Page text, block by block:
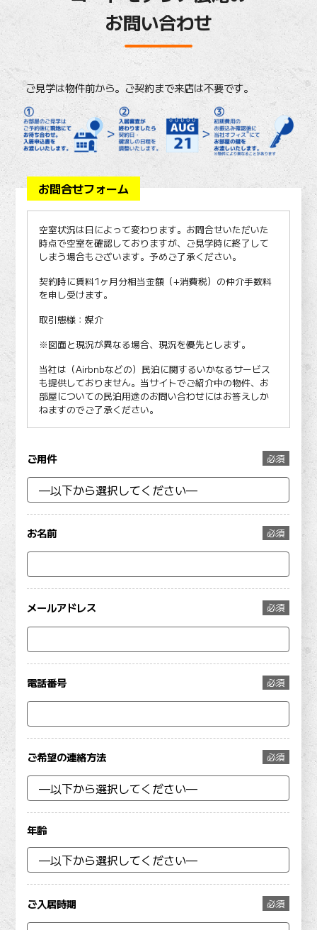
お問い合わせ
ご見学は物件前から。ご契約まで来店は不要です。
お問合せフォーム
ご用件 必須
お名前 必須
メールアドレス 必須
電話番号 必須
ご希望の連絡方法 必須
年齢
ご入居時期 必須
空室状況は日によって変わります。お問合せいただいた
時点で空室を確認しておりますが、ご見学時に終了して
しまう場合もございます。予めご了承ください。
契約時に賃料1ヶ月分相当金額（+消費税）の仲介手数料
を申し受けます。
取引態様：媒介
※図面と現況が異なる場合、現況を優先とします。
当社は（Airbnbなどの）民泊に関するいかなるサービス
も提供しておりません。当サイトでご紹介中の物件、お
部屋についての民泊用途のお問い合わせにはお答えしか
ねますのでご了承ください。